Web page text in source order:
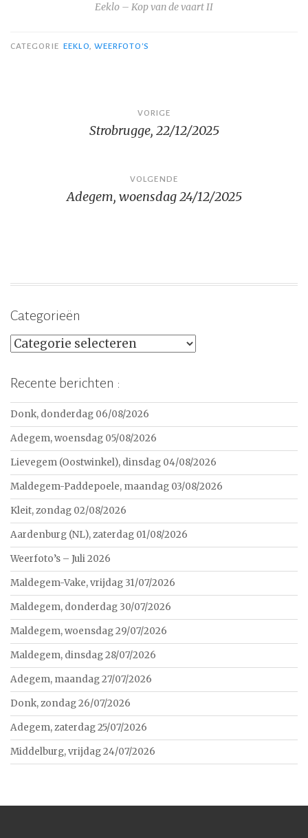
Eeklo – Kop van de vaart II
CATEGORIE EEKLO, WEERFOTO'S
navigatie
VORIGE
Strobrugge, 22/12/2025
VOLGENDE
Adegem, woensdag 24/12/2025
Categorieën
Categorieën
Recente berichten :
Donk, donderdag 06/08/2026
Adegem, woensdag 05/08/2026
Lievegem (Oostwinkel), dinsdag 04/08/2026
Maldegem-Paddepoele, maandag 03/08/2026
Kleit, zondag 02/08/2026
Aardenburg (NL), zaterdag 01/08/2026
Weerfoto’s – Juli 2026
Maldegem-Vake, vrijdag 31/07/2026
Maldegem, donderdag 30/07/2026
Maldegem, woensdag 29/07/2026
Maldegem, dinsdag 28/07/2026
Adegem, maandag 27/07/2026
Donk, zondag 26/07/2026
Adegem, zaterdag 25/07/2026
Middelburg, vrijdag 24/07/2026